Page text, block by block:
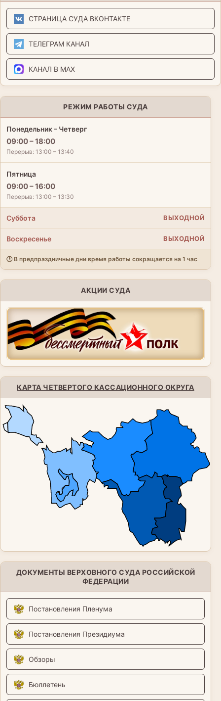
СТРАНИЦА СУДА ВКОНТАКТЕ
ТЕЛЕГРАМ КАНАЛ
КАНАЛ В MAX
РЕЖИМ РАБОТЫ СУДА
Понедельник – Четверг
09:00 – 18:00
Перерыв: 13:00 – 13:40
Пятница
09:00 – 16:00
Перерыв: 13:00 – 13:30
Суббота ВЫХОДНОЙ
Воскресенье ВЫХОДНОЙ
🕒 В предпраздничные дни время работы сокращается на 1 час
АКЦИИ СУДА
КАРТА ЧЕТВЕРТОГО КАССАЦИОННОГО ОКРУГА
ДОКУМЕНТЫ ВЕРХОВНОГО СУДА РОССИЙСКОЙ
ФЕДЕРАЦИИ
Постановления Пленума
Постановления Президиума
Обзоры
Бюллетень